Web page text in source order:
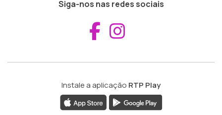
Siga-nos nas redes sociais
Aceder ao
Instale a aplicação RTP Play